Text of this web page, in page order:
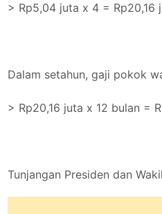
> Rp5,04 juta x 4 = Rp20,16
Dalam setahun, gaji pokok
> Rp20,16 juta x 12 bulan =
Tunjangan Presiden dan